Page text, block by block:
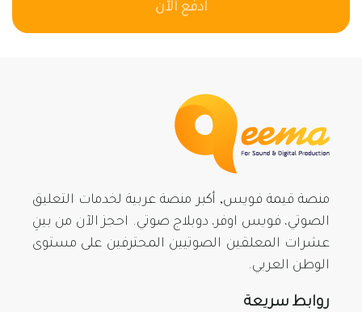
ادفع الآن
منصة قيمة فويس, أكبر منصة عربية لخدمات التعليق
الصوتي، فويس اوفر، دوبلاج صوتي. احجز الآن من بينِ
عشرات المعلقين الصوتيين المحترفين على مستوى
الوطن العربي.
روابط سريعة